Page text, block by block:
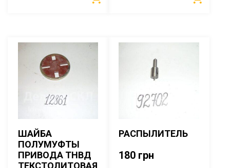
ШАЙБА
ПОЛУМУФТЫ
ПРИВОДА ТНВД
РАСПЫЛИТЕЛЬ
180 грн